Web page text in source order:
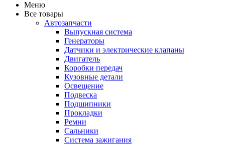
Меню
Все товары
Автозапчасти
Выпускная система
Генераторы
Датчики и электрические клапаны
Двигатель
Коробки передач
Кузовные детали
Освещение
Подвеска
Подшипники
Прокладки
Ремни
Сальники
Система зажигания